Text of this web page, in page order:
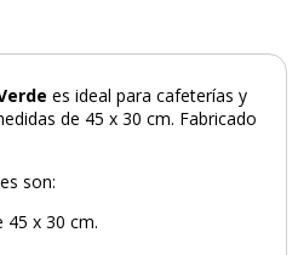
es ideal para cafeterías y
de 45 x 30 cm. Fabricado
son:
45 x 30 cm.